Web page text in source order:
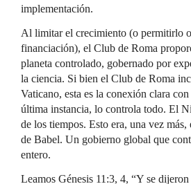
implementación.
Al limitar el crecimiento (o permitirlo
financiación), el Club de Roma
planeta controlado, gobernado por
la ciencia. Si bien el Club de Roma
Vaticano, esta es la conexión clara
última instancia, lo controla todo. El
de los tiempos. Esto era, una vez
de Babel. Un gobierno global que
entero.
Leamos Génesis 11:3, 4, “Y se